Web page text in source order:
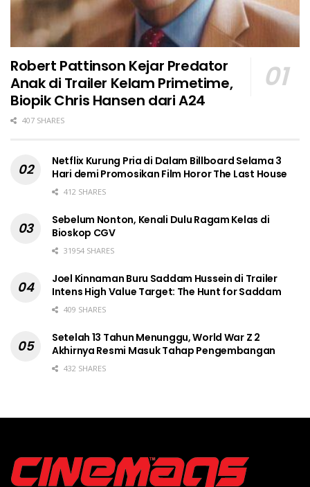
Robert Pattinson Kejar Predator
Anak di Trailer Kelam Primetime,
Biopik Chris Hansen dari A24
407 SHARES
Netflix Kurung Pria di Dalam Billboard Selama 3
Hari demi Promosikan Film Horor The Last House
412 SHARES
Sebelum Nonton, Kenali Dulu Ragam Kelas di
Bioskop CGV
31954 SHARES
Joel Kinnaman Buru Saddam Hussein di Trailer
Intens High Value Target: The Hunt for Saddam
409 SHARES
Setelah 13 Tahun Menunggu, World War Z 2
Akhirnya Resmi Masuk Tahap Pengembangan
432 SHARES